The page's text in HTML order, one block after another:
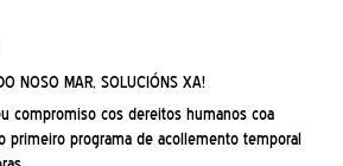
NOSO MAR, SOLUCIÓNS XA!
compromiso cos dereitos humanos coa
primeiro programa de acollemento temporal